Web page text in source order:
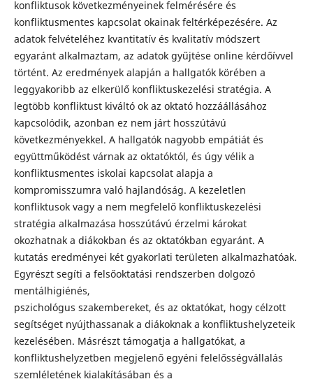
konfliktusok következményeinek felmérésére és
konfliktusmentes kapcsolat okainak feltérképezésére. Az
adatok felvételéhez kvantitatív és kvalitatív módszert
egyaránt alkalmaztam, az adatok gyűjtése online kérdőívvel
történt. Az eredmények alapján a hallgatók körében a
leggyakoribb az elkerülő konfliktuskezelési stratégia. A
legtöbb konfliktust kiváltó ok az oktató hozzáállásához
kapcsolódik, azonban ez nem járt hosszútávú
következményekkel. A hallgatók nagyobb empátiát és
együttműködést várnak az oktatóktól, és úgy vélik a
konfliktusmentes iskolai kapcsolat alapja a
kompromisszumra való hajlandóság. A kezeletlen
konfliktusok vagy a nem megfelelő konfliktuskezelési
stratégia alkalmazása hosszútávú érzelmi károkat
okozhatnak a diákokban és az oktatókban egyaránt. A
kutatás eredményei két gyakorlati területen alkalmazhatóak.
Egyrészt segíti a felsőoktatási rendszerben dolgozó
mentálhigiénés,
pszichológus szakembereket, és az oktatókat, hogy célzott
segítséget nyújthassanak a diákoknak a konfliktushelyzeteik
kezelésében. Másrészt támogatja a hallgatókat, a
konfliktushelyzetben megjelenő egyéni felelősségvállalás
szemléletének kialakításában és a